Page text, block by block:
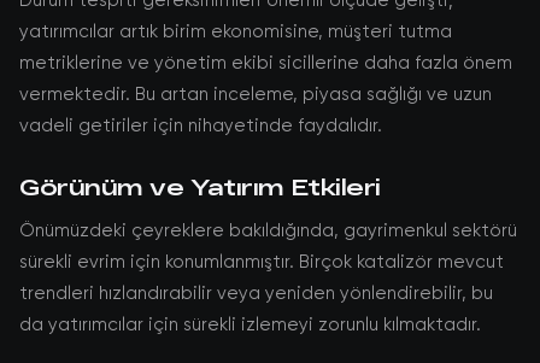
yatırımcılar artık birim ekonomisine, müşteri tutma
metriklerine ve yönetim ekibi sicillerine daha fazla önem
vermektedir. Bu artan inceleme, piyasa sağlığı ve uzun
vadeli getiriler için nihayetinde faydalıdır.
Görünüm ve Yatırım Etkileri
Önümüzdeki çeyreklere bakıldığında, gayrimenkul sektörü
sürekli evrim için konumlanmıştır. Birçok katalizör mevcut
trendleri hızlandırabilir veya yeniden yönlendirebilir, bu
da yatırımcılar için sürekli izlemeyi zorunlu kılmaktadır.